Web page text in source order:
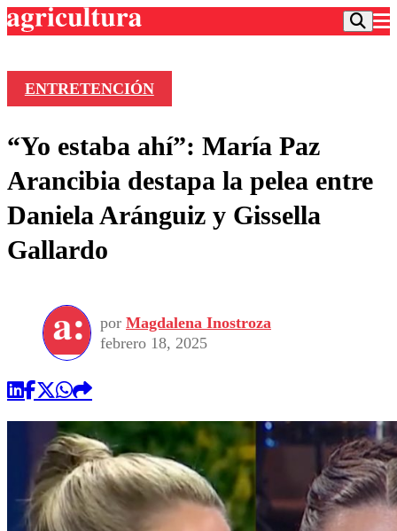
Frecuencias
Agricultura TV
Deportes
Colo Colo
Motor
Torneo Internacional
Torneo Nacional
Entretención
Internacional
Nacional
Vida Social
Programas
Comercial
ENTRETENCIÓN
“Yo estaba ahí”: María Paz
Arancibia destapa la pelea entre
Daniela Aránguiz y Gissella
Gallardo
por Magdalena Inostroza
febrero 18, 2025